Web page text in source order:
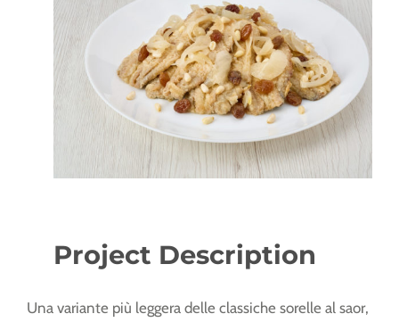
Project Description
Una variante più leggera delle classiche sorelle al saor,